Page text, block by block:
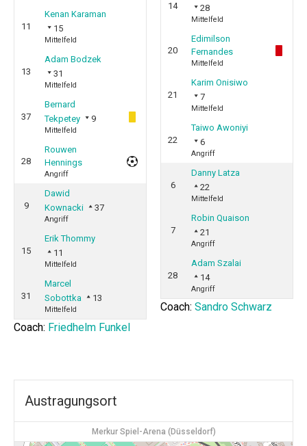
11
Kenan Karaman
15
Mittelfeld
13
Adam Bodzek
31
Mittelfeld
37
Bernard
Tekpetey
9
Mittelfeld
28
Rouwen
Hennings
Angriff
9
Dawid
Kownacki
37
Angriff
15
Erik Thommy
11
Mittelfeld
31
Marcel
Sobottka
13
Mittelfeld
Coach: Friedhelm Funkel
14
28
Mittelfeld
20
Edimilson
Fernandes
Mittelfeld
21
Karim Onisiwo
7
Mittelfeld
22
Taiwo Awoniyi
6
Angriff
6
Danny Latza
22
Mittelfeld
7
Robin Quaison
21
Angriff
28
Adam Szalai
14
Angriff
Coach: Sandro Schwarz
Austragungsort
Merkur Spiel-Arena (Düsseldorf)